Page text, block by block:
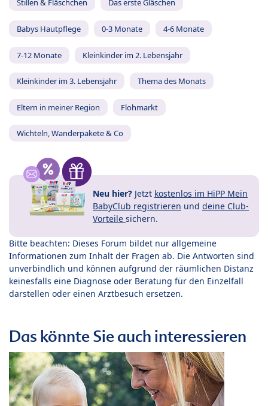
Stillen & Fläschchen Das erste Gläschen
Babys Hautpflege 0-3 Monate 4-6 Monate
7-12 Monate Kleinkinder im 2. Lebensjahr
Kleinkinder im 3. Lebensjahr Thema des Monats
Eltern in meiner Region Flohmarkt
Wichteln, Wanderpakete & Co
Neu hier? Jetzt kostenlos im HiPP Mein
BabyClub registrieren und deine Club-
Vorteile sichern.
Bitte beachten: Dieses Forum bildet nur allgemeine
Informationen zum Inhalt der Fragen ab. Die Antworten sind
unverbindlich und können aufgrund der räumlichen Distanz
keinesfalls eine Diagnose oder Beratung für den Einzelfall
darstellen oder einen Arztbesuch ersetzen.
Das könnte Sie auch interessieren